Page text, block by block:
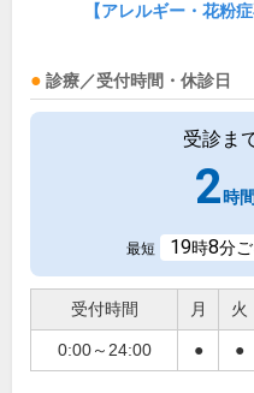
【アレルギー・花粉
診療／受付時間・休診日
受診ま
2時間
最短 19時8分
受付時間 月 火
0:00～24:00 ● ●